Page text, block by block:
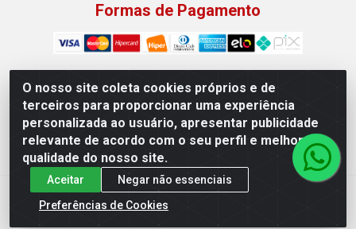
O nosso site coleta cookies próprios e de
terceiros para proporcionar uma experiência
personalizada ao usuário, apresentar publicidade
relevante de acordo com o seu perfil e melhorar a
qualidade do nosso site.
Aceitar
Negar não essenciais
Preferências de Cookies
Formas de Pagamento
Machado Carnes Distribuidora de Alimentos LTDA -
Logradouro: Avenida Candido Aleixo, 148 - Centro - Oeiras/PI
- CEP 64.500-000 - 31.391.008/0001-50